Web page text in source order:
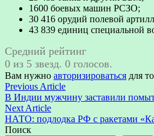
1600 боевых машин РСЗО;
30 416 орудий полевой
43 839 единиц специальной
Средний рейтинг
0 из 5 звезд. 0 голосов.
Вам нужно авторизироваться для
Навигация
по
записям
Previous ArticlePrevious
article:
В Индии мужчину заставили
Next ArticleNext
article:
НАТО: подлодка РФ с ракетами
Поиск